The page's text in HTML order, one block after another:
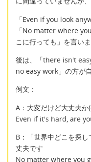
「Even if you look
「No matter where
こに行っても」を言いま
後は、「there isn't
no easy work」の方が
例文：
A：大変だけど大丈夫か
Even if it's hard, are
B：「世界中どこを探
丈夫です
No matter where you